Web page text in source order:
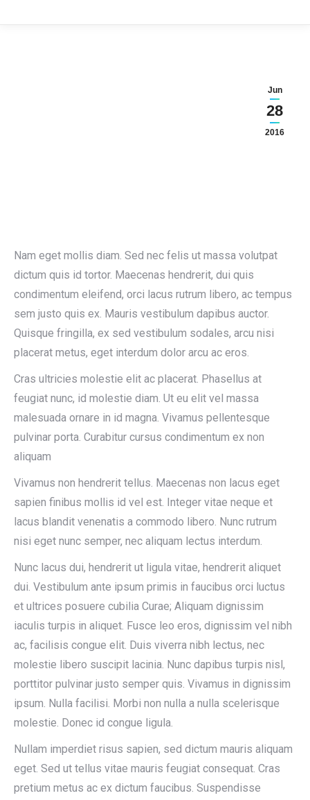
Jun
28
2016
Nam eget mollis diam. Sed nec felis ut massa volutpat
dictum quis id tortor. Maecenas hendrerit, dui quis
condimentum eleifend, orci lacus rutrum libero, ac tempus
sem justo quis ex. Mauris vestibulum dapibus auctor.
Quisque fringilla, ex sed vestibulum sodales, arcu nisi
placerat metus, eget interdum dolor arcu ac eros.
Cras ultricies molestie elit ac placerat. Phasellus at
feugiat nunc, id molestie diam. Ut eu elit vel massa
malesuada ornare in id magna. Vivamus pellentesque
pulvinar porta. Curabitur cursus condimentum ex non
aliquam
Vivamus non hendrerit tellus. Maecenas non lacus eget
sapien finibus mollis id vel est. Integer vitae neque et
lacus blandit venenatis a commodo libero. Nunc rutrum
nisi eget nunc semper, nec aliquam lectus interdum.
Nunc lacus dui, hendrerit ut ligula vitae, hendrerit aliquet
dui. Vestibulum ante ipsum primis in faucibus orci luctus
et ultrices posuere cubilia Curae; Aliquam dignissim
iaculis turpis in aliquet. Fusce leo eros, dignissim vel nibh
ac, facilisis congue elit. Duis viverra nibh lectus, nec
molestie libero suscipit lacinia. Nunc dapibus turpis nisl,
porttitor pulvinar justo semper quis. Vivamus in dignissim
ipsum. Nulla facilisi. Morbi non nulla a nulla scelerisque
molestie. Donec id congue ligula.
Nullam imperdiet risus sapien, sed dictum mauris aliquam
eget. Sed ut tellus vitae mauris feugiat consequat. Cras
pretium metus ac ex dictum faucibus. Suspendisse